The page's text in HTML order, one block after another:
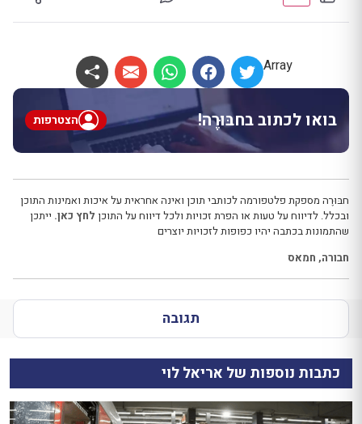
Array
בואו לכתוב בחבּוּרֶה! הצטרפות
חבּוּרֶה מספקת פלטפורמה לכותבי תוכן ואינה אחראית על איכות ואמינות התוכן
ובכלל. לדיווח על טעות או הפרת זכויות ולכל דיווח על התוכן לחץ כאן. ייתכן
שהתמונות בכתבה יהיו כפופות לזכויות יוצרים
חבורה, חמאס
תגובה
כתבות נוספות של אריאל לוי